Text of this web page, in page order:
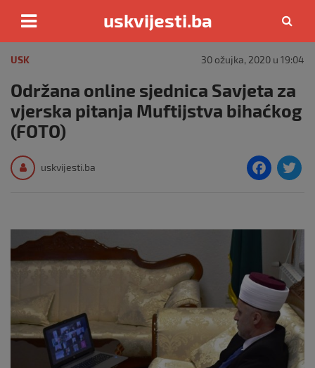
content
uskvijesti.ba
USK 30 ožujka, 2020 u 19:04
Održana online sjednica Savjeta za
vjerska pitanja Muftijstva bihaćkog
(FOTO)
uskvijesti.ba
F
e
b
o
o
k